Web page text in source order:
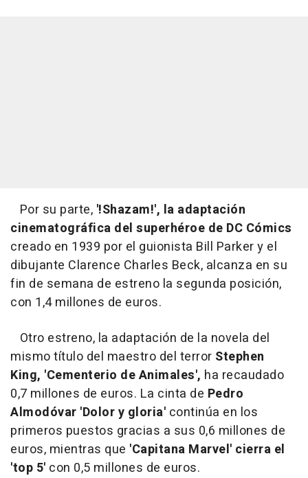
Por su parte, '!Shazam!', la adaptación
cinematográfica del superhéroe de DC Cómics
creado en 1939 por el guionista Bill Parker y el
dibujante Clarence Charles Beck, alcanza en su
fin de semana de estreno la segunda posición,
con 1,4 millones de euros.
Otro estreno, la adaptación de la novela del
mismo título del maestro del terror Stephen
King, 'Cementerio de Animales', ha recaudado
0,7 millones de euros. La cinta de Pedro
Almodóvar 'Dolor y gloria' continúa en los
primeros puestos gracias a sus 0,6 millones de
euros, mientras que 'Capitana Marvel' cierra el
'top 5' con 0,5 millones de euros.